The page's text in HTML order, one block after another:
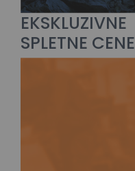
EKSKLUZIVNE
SPLETNE CENE